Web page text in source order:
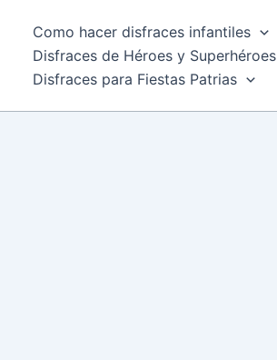
Como hacer disfraces infantiles
Disfraces de Héroes y Superhéroes
Disfraces para Fiestas Patrias